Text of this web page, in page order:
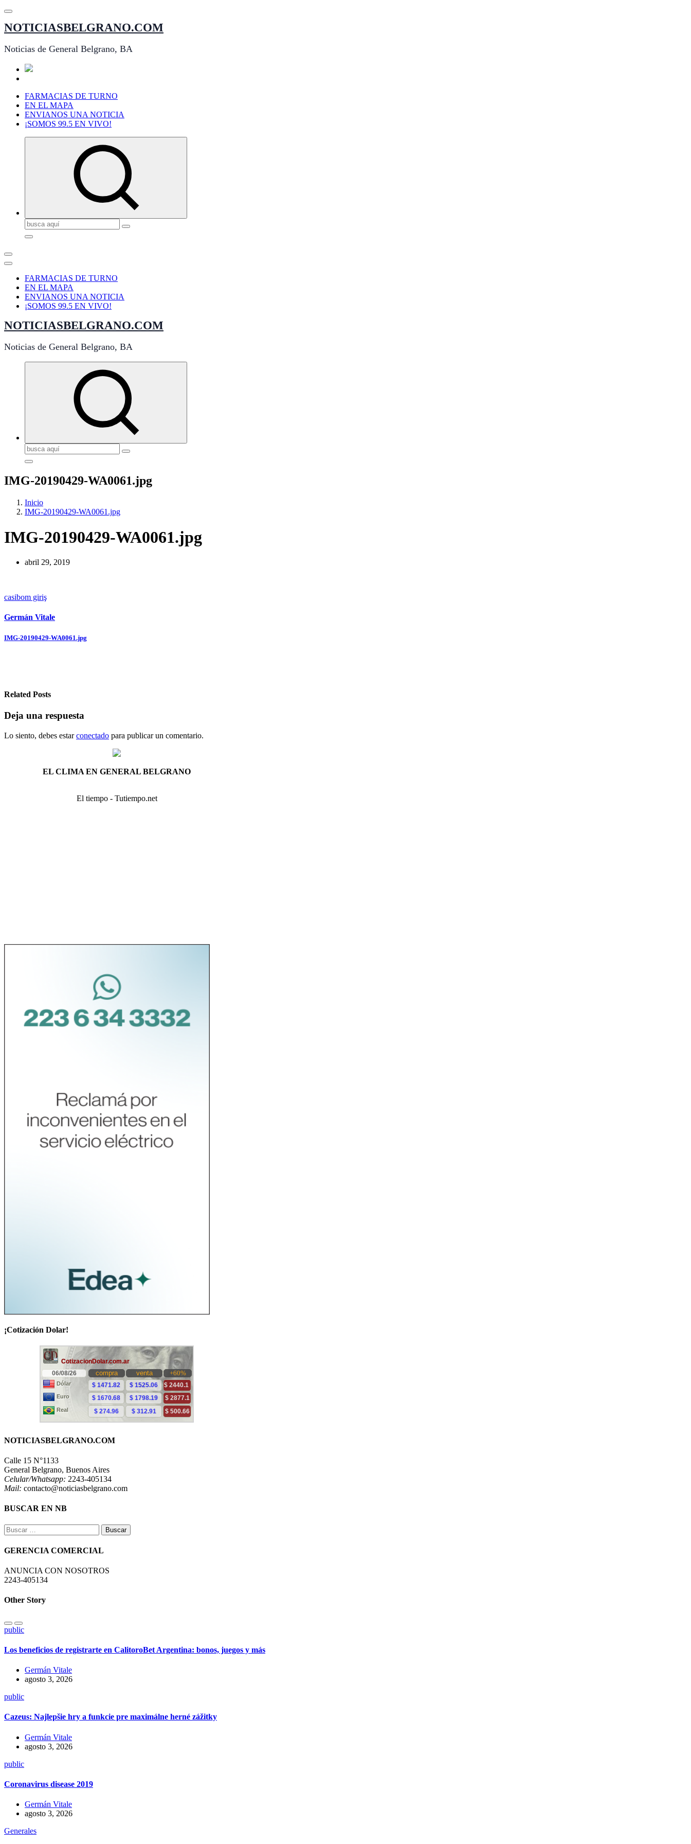
Saltar
contenido
NOTICIASBELGRANO.COM
Noticias de General Belgrano, BA
FARMACIAS DE TURNO
EN EL MAPA
ENVIANOS UNA NOTICIA
¡SOMOS 99.5 EN VIVO!
Buscar:
FARMACIAS DE TURNO
EN EL MAPA
ENVIANOS UNA NOTICIA
¡SOMOS 99.5 EN VIVO!
NOTICIASBELGRANO.COM
Noticias de General Belgrano, BA
Buscar:
IMG-20190429-WA0061.jpg
Inicio
IMG-20190429-WA0061.jpg
IMG-20190429-WA0061.jpg
abril 29, 2019
casibom giriş
Germán Vitale
Navegación
IMG-20190429-WA0061.jpg
Related Posts
Deja una respuesta
Lo siento, debes estarconectado para publicar un comentario.
EL CLIMA EN GENERAL BELGRANO
El tiempo - Tutiempo.net
¡Cotización Dolar!
NOTICIASBELGRANO.COM
Calle 15 N°1133
General Belgrano, Buenos Aires
Celular/Whatsapp: 2243-405134
Mail: contacto@noticiasbelgrano.com
BUSCAR EN NB
Buscar:
GERENCIA COMERCIAL
ANUNCIA CON NOSOTROS
2243-405134
Other Story
public
Los beneficios de registrarte en CalitoroBet Argentina: bonos, juegos y más
Germán Vitale
agosto 3, 2026
public
Cazeus: Najlepšie hry a funkcie pre maximálne herné zážitky
Germán Vitale
agosto 3, 2026
public
Coronavirus disease 2019
Germán Vitale
agosto 3, 2026
Generales